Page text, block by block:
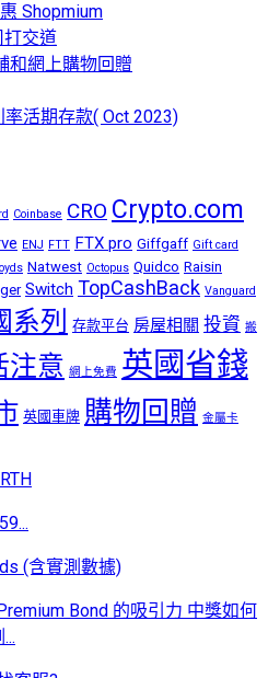
Shopmium
打交道
和網上購物回贈
活期存款( Oct 2023)
Coinbase CRO Crypto.com
ENJ FTT FTX pro Giffgaff Gift card
Natwest Octopus Quidco Raisin
Switch TopCashBack Vanguard
系列 存款平台 房屋相關 投資 搬
注意 網上免費 英國省錢
英國車牌 購物回贈 金屬卡
(含實測數據)
Bond 的吸引力 中獎如何